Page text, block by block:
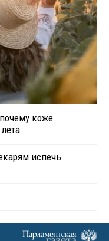
коже
испечь